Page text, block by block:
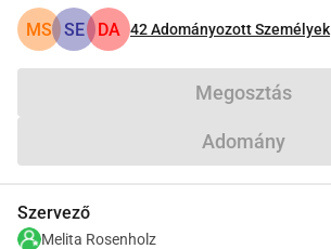
MS SE DA 42Adományozott Személyek
Megosztás
Adomány
Szervező
Melita Rosenholz